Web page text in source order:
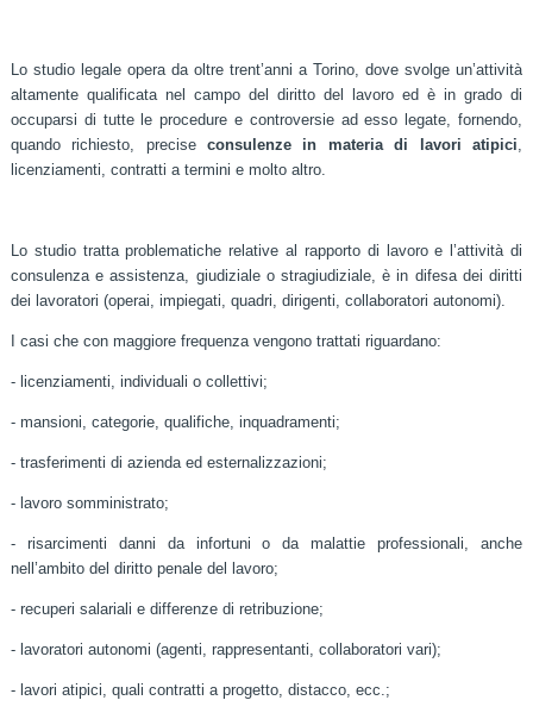
Lo studio legale opera da oltre trent’anni a Torino, dove svolge un’attività
altamente qualificata nel campo del diritto del lavoro ed è in grado di
occuparsi di tutte le procedure e controversie ad esso legate, fornendo,
quando richiesto, preciseconsulenze in materia di lavori atipici
licenziamenti, contratti a termini e molto altro.
Lo studio tratta problematiche relative al rapporto di lavoro e l’attività di
consulenza e assistenza, giudiziale o stragiudiziale, è in difesa dei diritti
dei lavoratori (operai, impiegati, quadri, dirigenti, collaboratori autonomi).
I casi che con maggiore frequenza vengono trattati riguardano:
- licenziamenti, individuali o collettivi;
- mansioni, categorie, qualifiche, inquadramenti;
- trasferimenti di azienda ed esternalizzazioni;
- lavoro somministrato;
- risarcimenti danni da infortuni o da malattie professionali, anche
nell’ambito del diritto penale del lavoro;
- recuperi salariali e differenze di retribuzione;
- lavoratori autonomi (agenti, rappresentanti, collaboratori vari);
- lavori atipici, quali contratti a progetto, distacco, ecc.;